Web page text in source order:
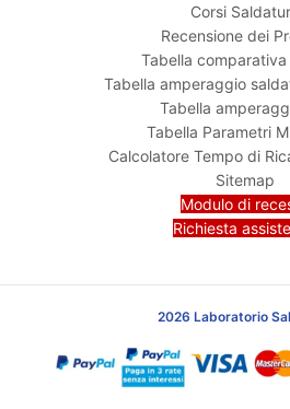
Corsi
Recensione dei
Tabella
Tabella amperaggio
Tabella
Tabella Parametri
Calcolatore Tempo di
Sitemap
Modulo di
Richiesta
2026 Laboratorio